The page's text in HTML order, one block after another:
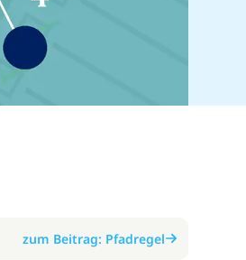
zum Beitrag: Pfadregel